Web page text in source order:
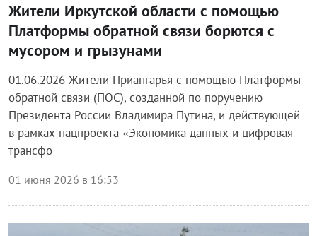
Жители Иркутской области с помощью
Платформы обратной связи борются с
мусором и грызунами
01.06.2026 Жители Приангарья с помощью Платформы
обратной связи (ПОС), созданной по поручению
Президента России Владимира Путина, и действующей
в рамках нацпроекта «Экономика данных и цифровая
трансфо
01 июня 2026 в 16:53